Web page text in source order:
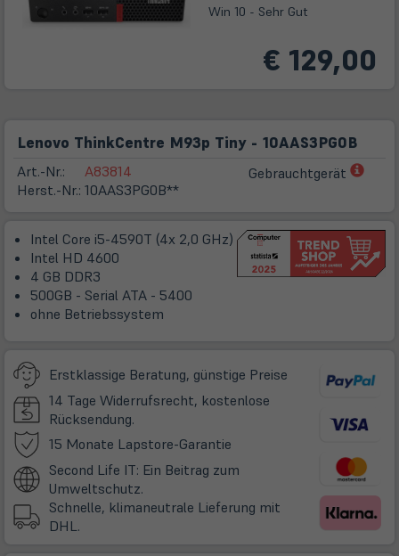
Win 10 - Sehr Gut
€ 129,00
Lenovo ThinkCentre M93p Tiny - 10AAS3PG0B
Art.-Nr.:
Herst.-Nr.:
A83814
10AAS3PG0B**
Gebrauchtgerät
Tab)
Intel Core i5-4590T (4x 2,0 GHz)
Intel HD 4600
4 GB DDR3
500GB - Serial ATA - 5400
ohne Betriebssystem
Erstklassige Beratung, günstige Preise
14 Tage Widerrufsrecht, kostenlose
Rücksendung.
15 Monate Lapstore-Garantie
neuem
Second Life IT: Ein Beitrag zum
Umweltschutz.
Schnelle, klimaneutrale Lieferung mit
DHL.